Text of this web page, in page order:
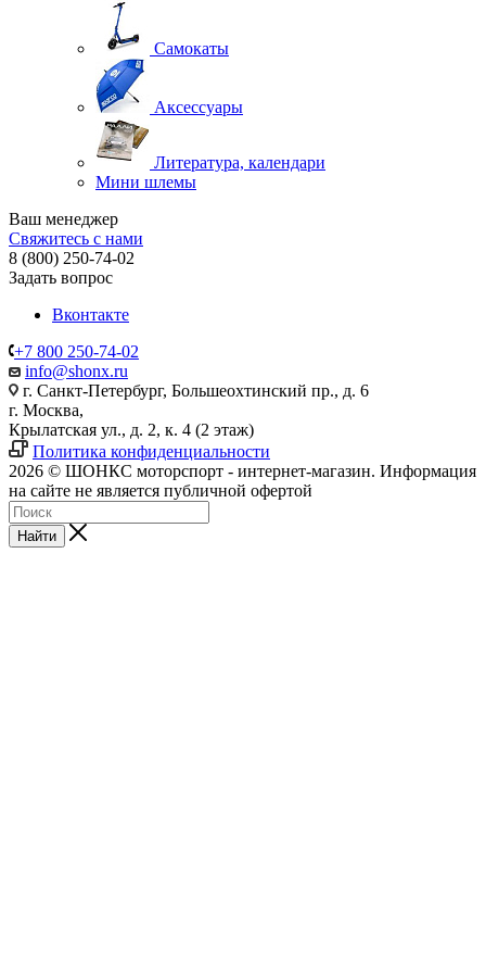
Самокаты
Аксессуары
Литература, календари
Мини шлемы
Ваш менеджер
Свяжитесь с нами
8 (800) 250-74-02
Задать вопрос
Вконтакте
+7 800 250-74-02
info@shonx.ru
г. Санкт-Петербург, Большеохтинский пр., д. 6
г. Москва,
Крылатская ул., д. 2, к. 4 (2 этаж)
Политика конфиденциальности
2026 © ШОНКС моторспорт - интернет-магазин. Информация
на сайте не является публичной офертой
Найти